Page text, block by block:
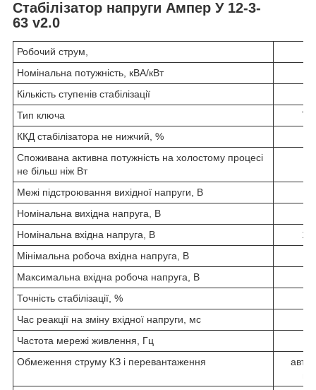
Стабілізатор напруги Ампер У 12-3-
63 v2.0
Робочий струм,
Номінальна потужність, кВА/кВт
Кількість ступенів стабілізації
Тип ключа
ККД стабілізатора не нижчий, %
Споживана активна потужність на холостому процесі
не більш ніж Вт
Межі підстроювання вихідної напруги, В
Номінальна вихідна напруга, В
Номінальна вхідна напруга, В
Мінімальна робоча вхідна напруга, В
Максимальна вхідна робоча напруга, В
Точність стабілізації, %
Час реакції на зміну вхідної напруги, мс
Частота мережі живлення, Гц
Обмеження струму КЗ і перевантаження